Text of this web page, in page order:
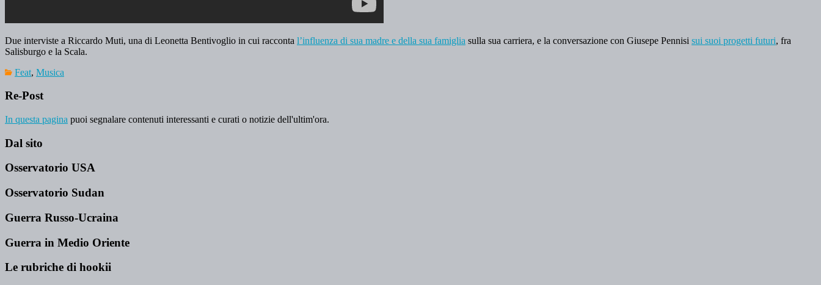
Due interviste a Riccardo Muti, una di Leonetta Bentivoglio in cui racconta l’influenza di sua madre e della sua famiglia sulla sua carriera, e la conversazione con Giusepe Pennisi sui suoi progetti futuri, fra
Salisburgo e la Scala.
Feat, Musica
Re-Post
In questa pagina puoi segnalare contenuti interessanti e curati o notizie dell'ultim'ora.
Dal sito
Osservatorio USA
Osservatorio Sudan
Guerra Russo-Ucraina
Guerra in Medio Oriente
Le rubriche di hookii